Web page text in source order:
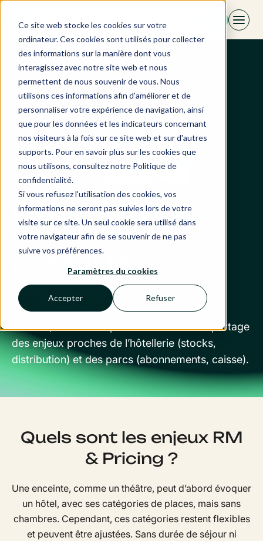
Ce site web stocke les cookies sur votre
ordinateur. Ces cookies sont utilisés pour collecter
des informations sur la manière dont vous
interagissez avec notre site web et nous
permettent de nous souvenir de vous. Nous
utilisons ces informations afin d'améliorer et de
personnaliser votre expérience de navigation, ainsi
que pour les données et les indicateurs concernant
nos visiteurs à la fois sur ce site web et sur d'autres
supports. Pour en savoir plus sur les cookies que
nous utilisons, consultez notre Politique de
confidentialité.
Si vous refusez l'utilisation des cookies, vos
informations ne seront pas suivies lors de votre
visite sur ce site. Un seul cookie sera utilisé dans
votre navigateur afin de se souvenir de ne pas
suivre vos préférences.
Paramètres du cookies
Accepter Refuser
Aller
contenu
Billetterie · Des
leviers RM
puissants
Le Revenue Management se développe sur
toutes les billetteries : théâtres, concerts,
musées, enceintes sportives. Ce secteur partage
des enjeux proches de l’hôtellerie (stocks,
distribution) et des parcs (abonnements, caisse).
Quels sont les enjeux RM
& Pricing ?
Une enceinte, comme un théâtre, peut d’abord évoquer
un hôtel, avec ses catégories de places, mais sans
chambres. Cependant, ces catégories restent flexibles
et peuvent être ajustées. Sans durée de séjour ni